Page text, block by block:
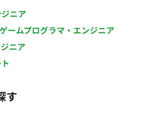
ニア
ゲームプログラマ・エンジニア
ニア
す